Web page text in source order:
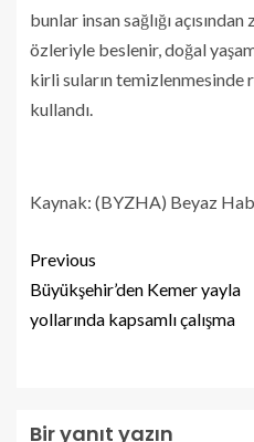
bunlar insan sağlığı
özleriyle beslenir, doğal
kirli suların temizlenmesinde
kullandı.
Kaynak: (BYZHA) Beyaz
Previous
Büyükşehir’den Kemer yayla
yollarında kapsamlı çalışma
Bir yanıt yazın